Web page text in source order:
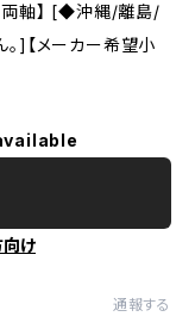
両軸】 [◆沖縄/離島/
]【メーカー希望小
け
通報する